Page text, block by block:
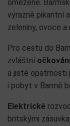
omezené.
výrazně pikantní
zeleniny, ovoce a
Pro cestu do
zvláštní
a jisté opatrnosti
i pobyt v Barmě
Elektrické
britskými